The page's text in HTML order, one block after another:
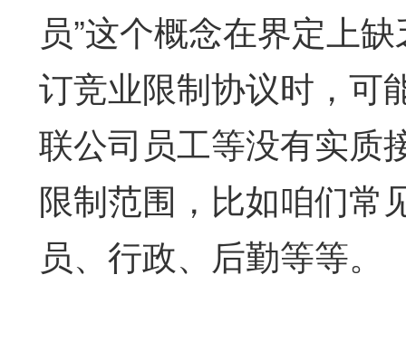
员”这个概念在界定上
订竞业限制协议时，可
联公司员工等没有实质
限制范围，比如咱们常
员、行政、后勤等等。